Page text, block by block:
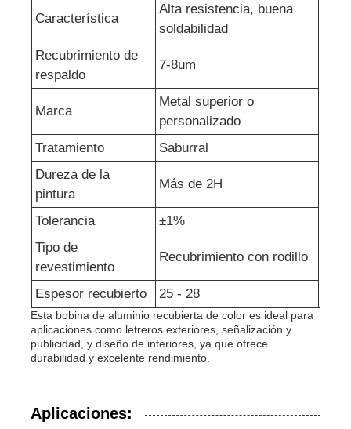
Característica
Alta resistencia, buena
soldabilidad
Recubrimiento de
respaldo
7-8um
Marca
Metal superior o
personalizado
Tratamiento
Saburral
Dureza de la
pintura
Más de 2H
Tolerancia
±1%
Tipo de
revestimiento
Recubrimiento con rodillo
Espesor recubierto 25 - 28
Esta bobina de aluminio recubierta de color es ideal para
aplicaciones como letreros exteriores, señalización y
publicidad, y diseño de interiores, ya que ofrece
durabilidad y excelente rendimiento.
Aplicaciones: